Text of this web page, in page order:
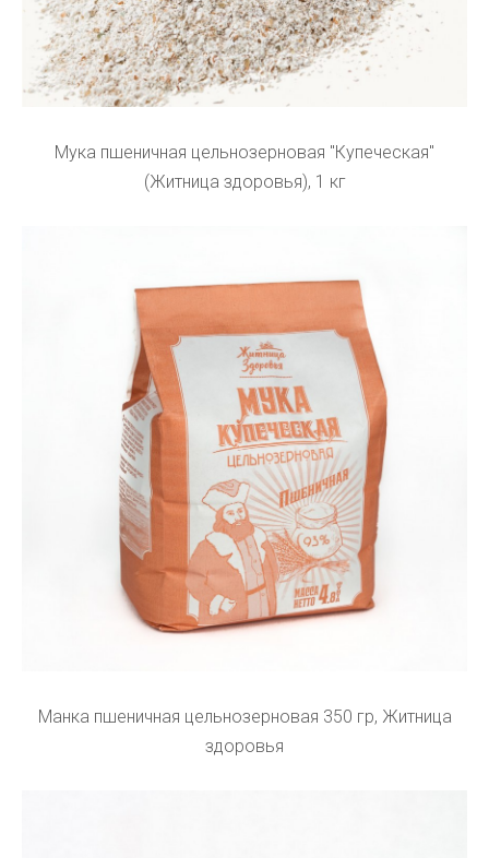
Мука пшеничная цельнозерновая "Купеческая"
(Житница здоровья), 1 кг
Манка пшеничная цельнозерновая 350 гр, Житница
здоровья